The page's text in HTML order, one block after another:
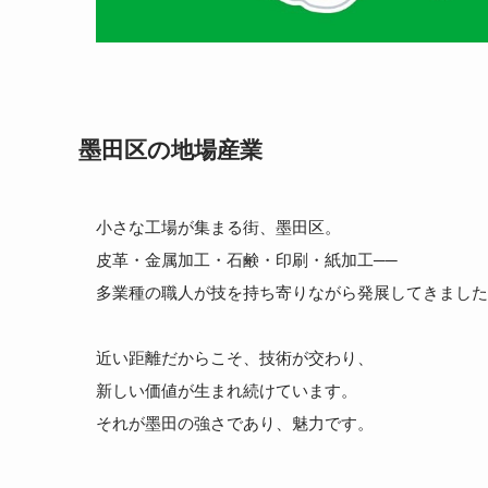
墨田区の地場産業
小さな工場が集まる街、墨田区。
皮革・金属加工・石鹸・印刷・紙加工──
多業種の職人が技を持ち寄りながら発展してきまし
近い距離だからこそ、技術が交わり、
新しい価値が生まれ続けています。
それが墨田の強さであり、魅力です。